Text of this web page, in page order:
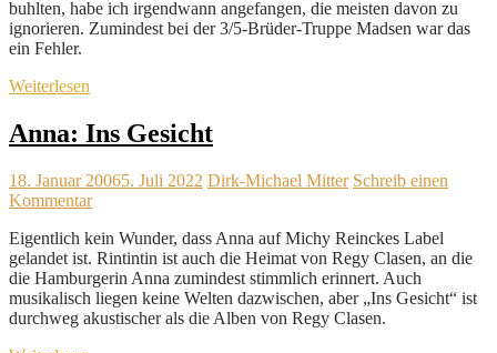
buhlten, habe ich irgendwann angefangen, die meisten davon zu
ignorieren. Zumindest bei der 3/5-Brüder-Truppe Madsen war das
ein Fehler.
Weiterlesen
Anna: Ins Gesicht
18. Januar 20065. Juli 2022 Dirk-Michael Mitter Schreib einen
Kommentar
Eigentlich kein Wunder, dass Anna auf Michy Reinckes Label
gelandet ist. Rintintin ist auch die Heimat von Regy Clasen, an die
die Hamburgerin Anna zumindest stimmlich erinnert. Auch
musikalisch liegen keine Welten dazwischen, aber „Ins Gesicht“ ist
durchweg akustischer als die Alben von Regy Clasen.